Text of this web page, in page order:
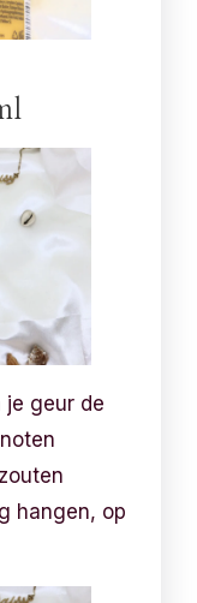
je geur de
hangen, op